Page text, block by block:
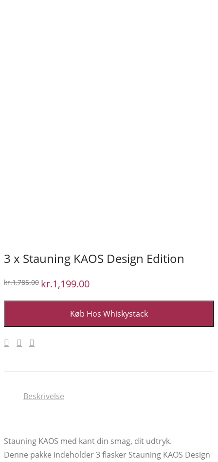
3 x Stauning KAOS Design Edition
kr.1,785.00 Den
oprindelige
var:
kr.1,785.00.
kr.1,199.00Den
er:
kr.1,199.00.
Køb Hos Whiskystack
Beskrivelse
Stauning KAOS med kant din smag, dit udtryk.
Denne pakke indeholder 3 flasker Stauning KAOS Design